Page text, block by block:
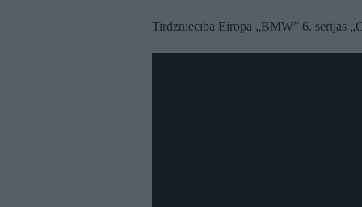
Tirdzniecībā Eiropā „BMW” 6. sērijas